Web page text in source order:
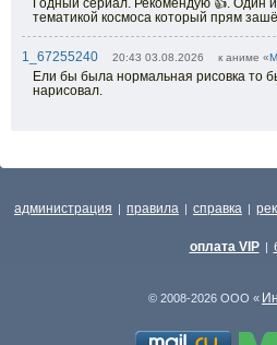
Годный сериал. Рекомендую 👍. Один
тематикой космоса который прям
1_67255240 20:43 03.08.2026 к аниме «
Ели бы была нормальная рисовка то
нарисовал.
администрация | правила | справка |
оплата VIP |
© 2008-2026 ООО «